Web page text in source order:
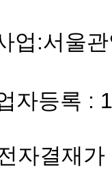
업:서울
자등록 :
자결재